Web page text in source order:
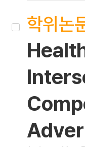
학위논